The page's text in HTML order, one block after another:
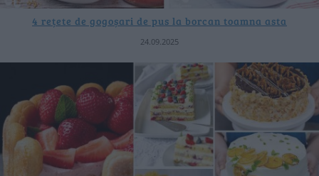
4 rețete de gogoșari de pus la borcan toamna asta
24.09.2025